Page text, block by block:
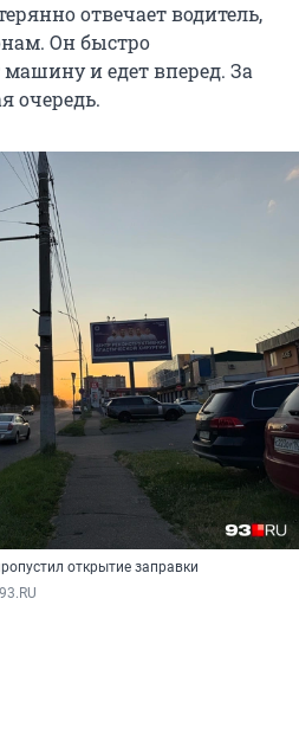
отвечает водитель,
Он быстро
и едет вперед. За
очередь.
открытие заправки